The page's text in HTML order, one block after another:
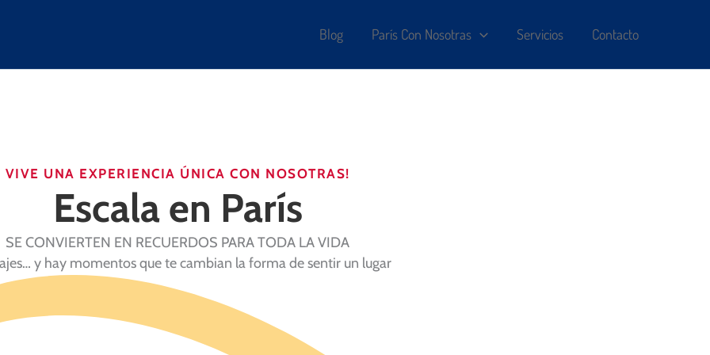
Blog París Con Nosotras Servicios Contacto
VIVE UNA EXPERIENCIA ÚNICA CON NOSOTRAS!
Escala en París
SE CONVIERTEN EN RECUERDOS PARA TODA LA VIDA
y hay momentos que te cambian la forma de sentir un lugar